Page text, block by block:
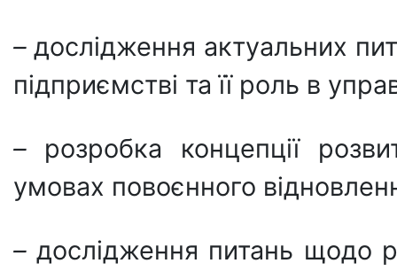
–дослідження актуальних
підприємстві та її роль в
–розробка концепції
умовах повоєнного
–дослідження питань щодо